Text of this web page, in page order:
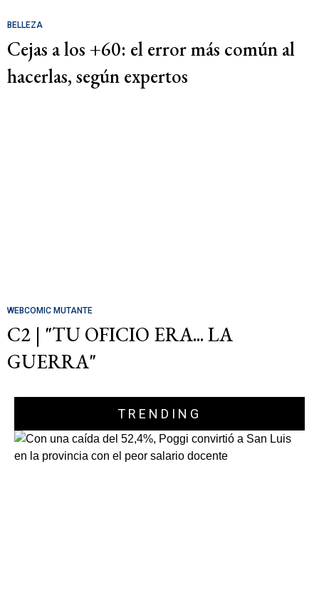
BELLEZA
Cejas a los +60: el error más común al
hacerlas, según expertos
WEBCOMIC MUTANTE
C2 | "TU OFICIO ERA... LA
GUERRA"
TRENDING